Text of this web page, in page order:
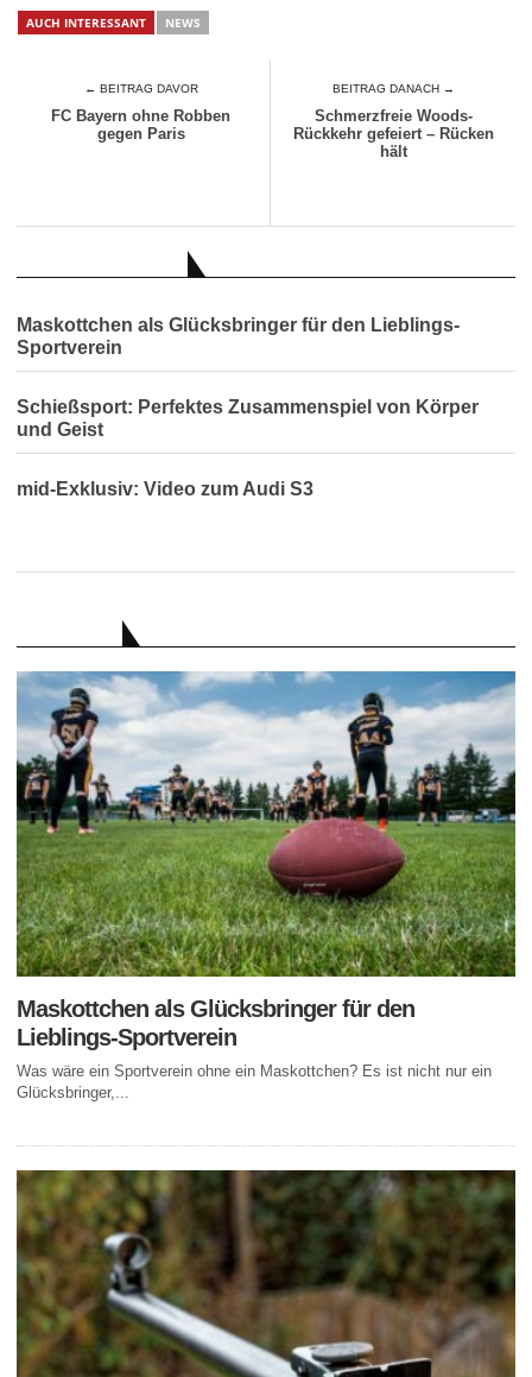
AUCH INTERESSANT NEWS
← BEITRAG DAVOR
FC Bayern ohne Robben
gegen Paris
BEITRAG DANACH →
Schmerzfreie Woods-
Rückkehr gefeiert – Rücken
hält
Maskottchen als Glücksbringer für den Lieblings-
Sportverein
Schießsport: Perfektes Zusammenspiel von Körper
und Geist
mid-Exklusiv: Video zum Audi S3
Maskottchen als Glücksbringer für den
Lieblings-Sportverein
Was wäre ein Sportverein ohne ein Maskottchen? Es ist nicht nur ein
Glücksbringer,...